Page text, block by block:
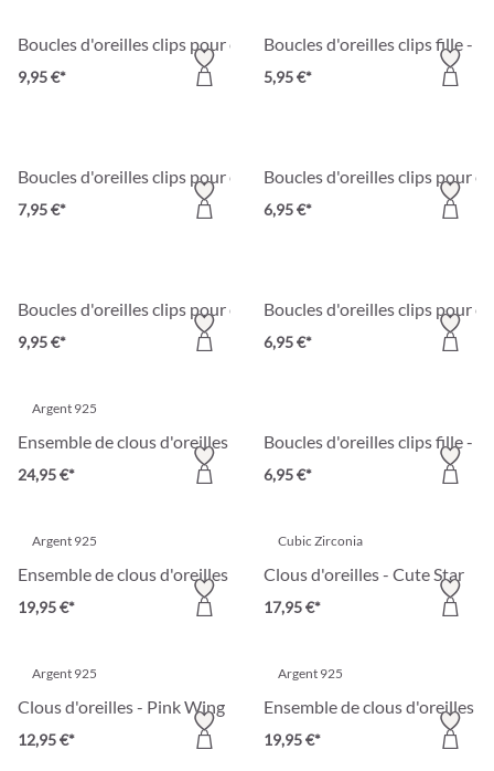
Boucles d'oreilles clips pour enfant - White Cutie
9,95 €*
Boucles d'oreilles clips fille -
5,95 €*
Boucles d'oreilles clips pour enfant - Sparkling Spring
7,95 €*
Boucles d'oreilles clips pour
6,95 €*
Boucles d'oreilles clips pour enfant - Sweet Hug
9,95 €*
Boucles d'oreilles clips pour
6,95 €*
Argent 925
Ensemble de clous d'oreilles - Forest Animals
24,95 €*
Boucles d'oreilles clips fille -
6,95 €*
Argent 925
Ensemble de clous d'oreilles - Brilliant Color
19,95 €*
Cubic Zirconia
Clous d'oreilles - Cute Star
17,95 €*
Argent 925
Clous d'oreilles - Pink Wing
12,95 €*
Argent 925
Ensemble de clous d'oreilles -
19,95 €*